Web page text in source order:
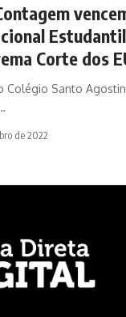
Corte dos
Colégio Santo
de 2022